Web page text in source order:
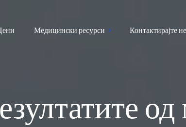
Медицински ресурси Контактирајте не